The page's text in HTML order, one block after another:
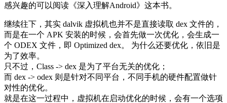
感兴趣的可以阅读《深入理解Android》这本书。
继续往下，其实 dalvik 虚拟机也并不是直接读取 dex 文件的，
而是在一个 APK 安装的时候，会首先做一次优化，会生成一
个 ODEX 文件，即 Optimized dex。 为什么还要优化，依旧是
为了效率。
只不过，Class -> dex 是为了平台无关的优化；
而 dex -> odex 则是针对不同平台，不同手机的硬件配置做针
对性的优化。
就是在这一过程中，虚拟机在启动优化的时候，会有一个选项